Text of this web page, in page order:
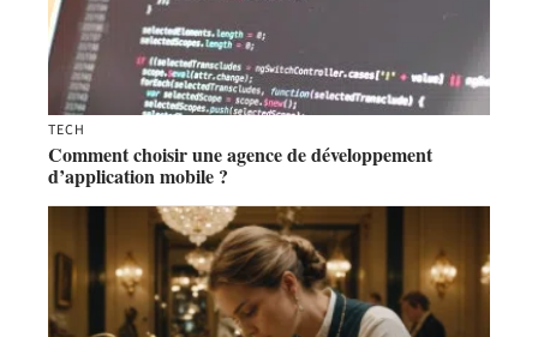
TECH
Comment choisir une agence de développement
d’application mobile ?